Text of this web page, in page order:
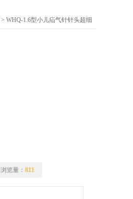
> WHQ-1.6型小儿疝气针针头超细
浏览量： 811